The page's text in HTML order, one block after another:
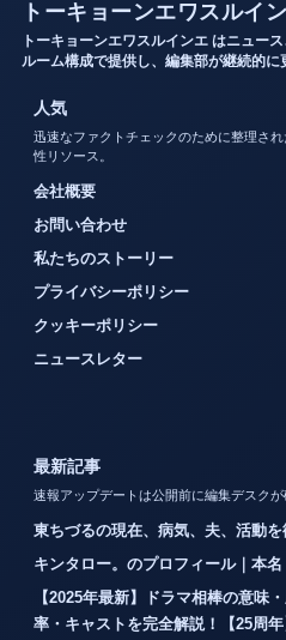
トーキョーンエワスルイ
トーキョーンエワスルインエ はニュー
ルーム構成で提供し、編集部が継続的に
人気
迅速なファクトチェックのために整理さ
性リソース。
会社概要
お問い合わせ
私たちのストーリー
プライバシーポリシー
クッキーポリシー
ニュースレター
最新記事
速報アップデートは公開前に編集デスクが
東ちづるの現在、病気、夫、活動
キンタロー。のプロフィール｜本
【2025年最新】ドラマ相棒の意味
率・キャストを完全解説！【25周年